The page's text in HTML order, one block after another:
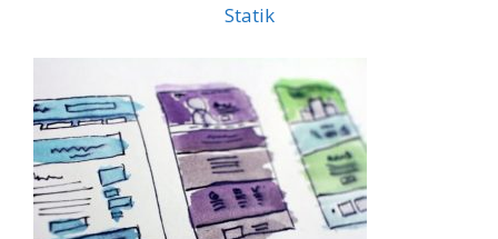
Statik